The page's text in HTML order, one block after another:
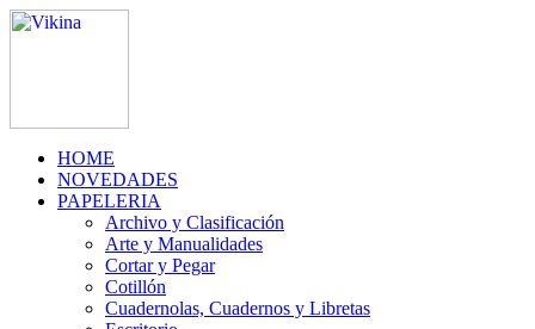
HOME
NOVEDADES
PAPELERIA
Archivo y Clasificación
Arte y Manualidades
Cortar y Pegar
Cotillón
Cuadernolas, Cuadernos y Libretas